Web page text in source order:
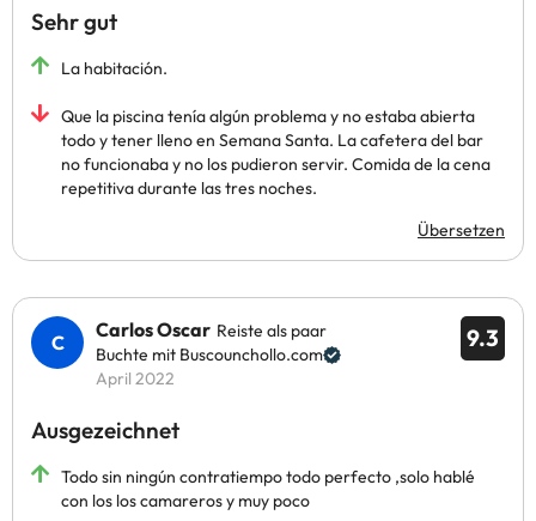
Sehr gut
La habitación.
Que la piscina tenía algún problema y no estaba abierta
todo y tener lleno en Semana Santa. La cafetera del bar
no funcionaba y no los pudieron servir. Comida de la cena
repetitiva durante las tres noches.
Übersetzen
9.3
Carlos Oscar Reiste als paar
Buchte mit Buscounchollo.com
April 2022
Ausgezeichnet
Todo sin ningún contratiempo todo perfecto ,solo hablé
con los los camareros y muy poco